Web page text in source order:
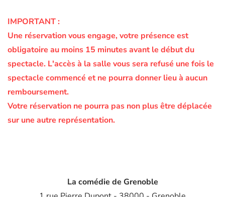
IMPORTANT :
Une réservation vous engage, votre présence est
obligatoire au moins 15 minutes avant le début du
spectacle. L'accès à la salle vous sera refusé une fois le
spectacle commencé et ne pourra donner lieu à aucun
remboursement.
Votre réservation ne pourra pas non plus être déplacée
sur une autre représentation.
La comédie de Grenoble